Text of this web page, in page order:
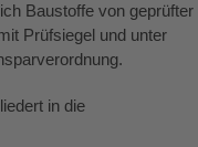
Baustoffe von geprüfter
Prüfsiegel und unter
in die